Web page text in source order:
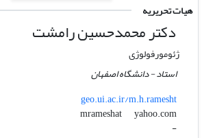
هیات تحریریه
دکتر محمدحسین رامشت
ژئومورفولوژی
استاد - دانشگاه اصفهان
geo.ui.ac.ir/m.h.ramesht
mrameshat
yahoo.com
-